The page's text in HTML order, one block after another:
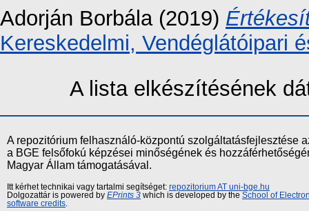
Adorján Borbála (2019)
Kereskedelmi, Vendéglátóipari
A lista elkészítésének
A repozitórium felhasználó-központú szolgáltatásfejlesztése
a BGE felsőfokú képzései minőségének és
Magyar Állam támogatásával.
Itt kérhet technikai vagy tartalmi segítséget: repozitorium AT uni-bge.hu
Dolgozattár is powered by EPrints 3 which is developed by the School of
software credits